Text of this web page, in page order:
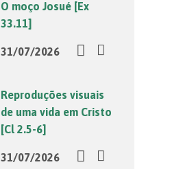
O moço Josué [Ex
33.11]
31/07/2026
Reproduções visuais
de uma vida em Cristo
[Cl 2.5-6]
31/07/2026